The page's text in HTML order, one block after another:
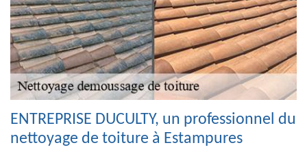
ENTREPRISE DUCULTY, un professionnel du
nettoyage de toiture à Estampures